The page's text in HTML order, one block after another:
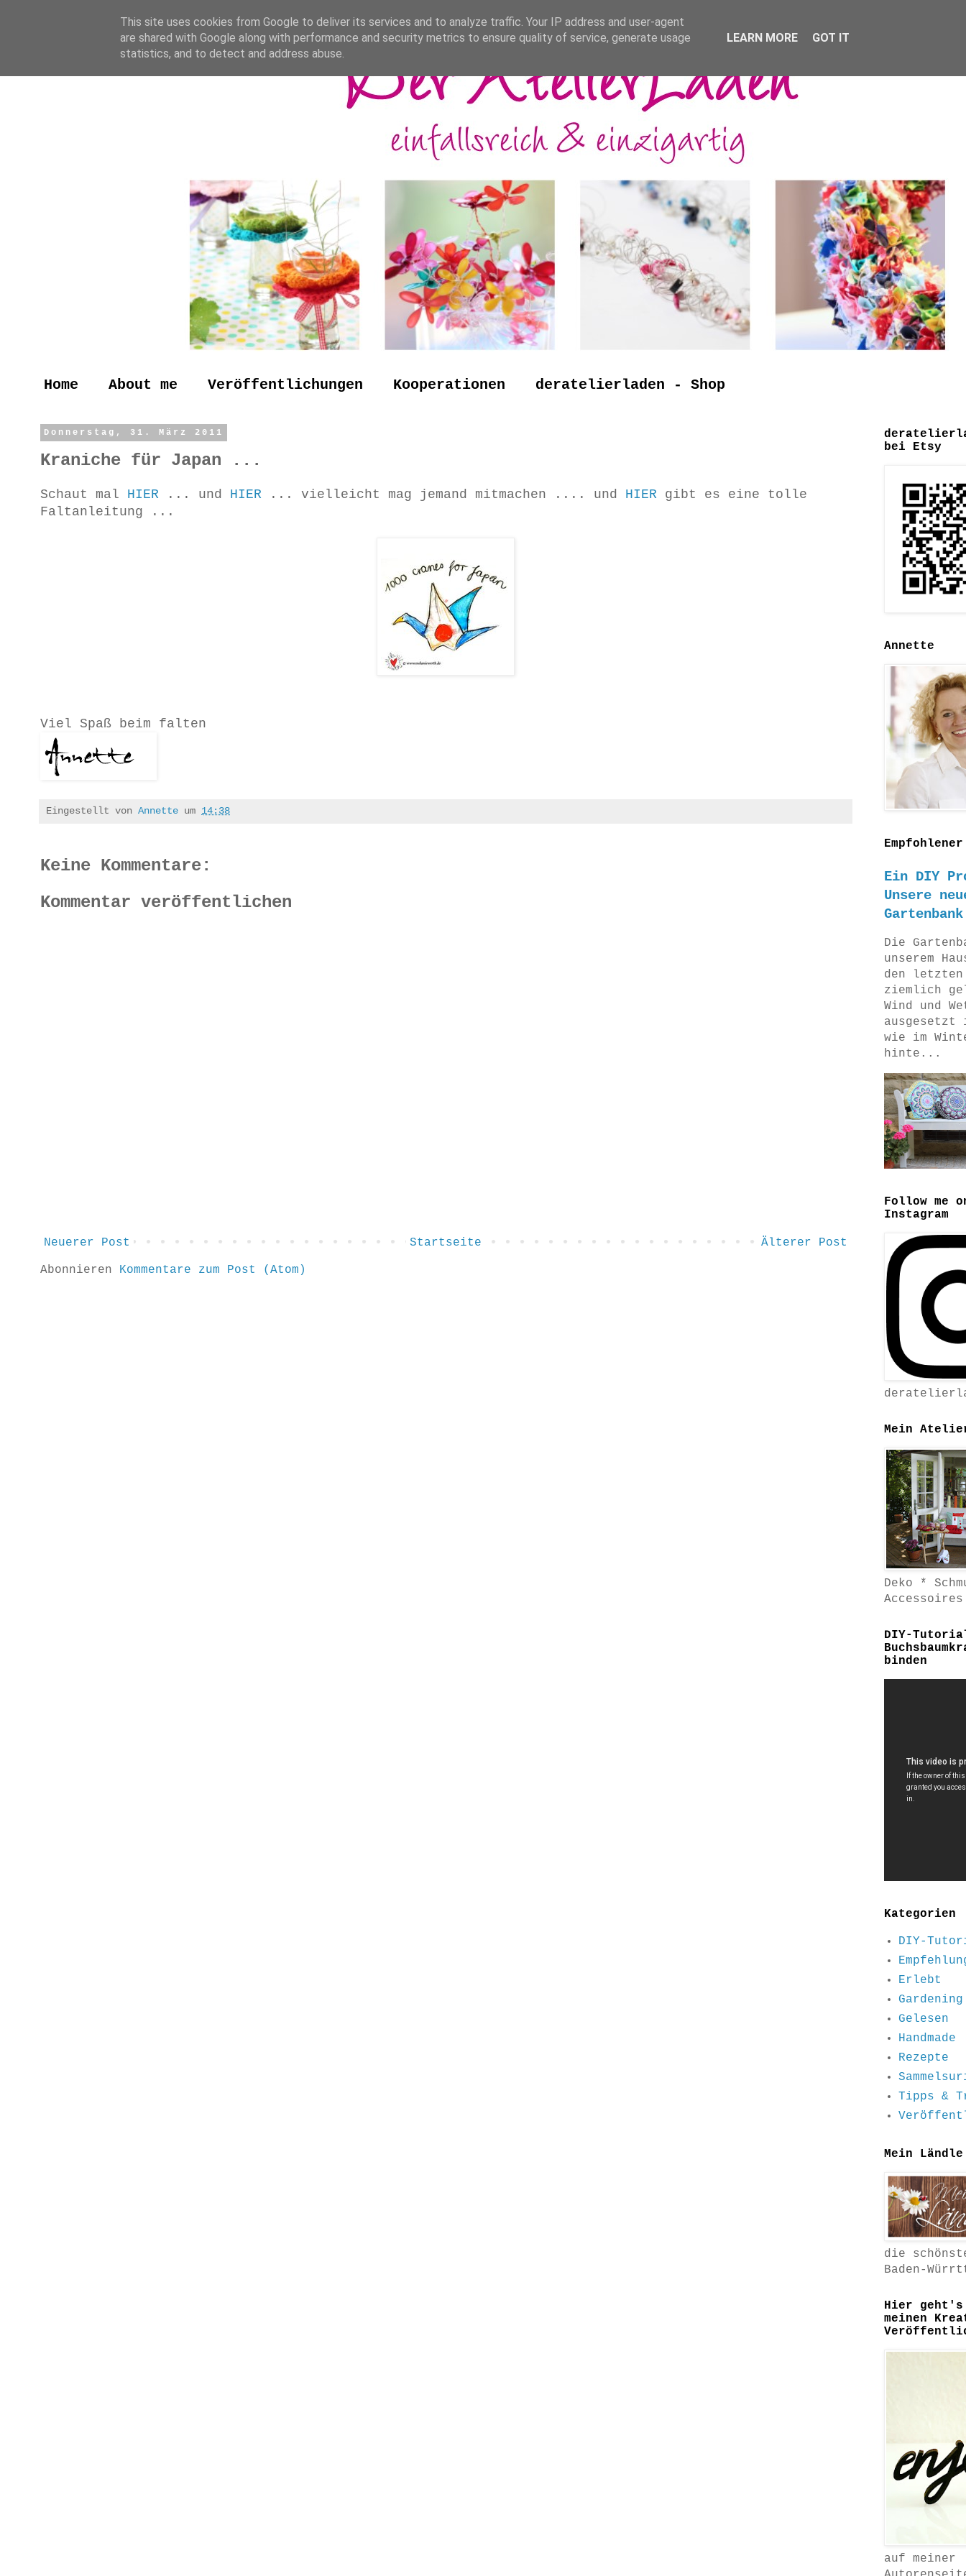
Home About me Veröffentlichungen Kooperationen deratelierladen - Shop
Donnerstag, 31. März 2011
Kraniche für Japan ...
Schaut mal HIER ... und HIER ... vielleicht mag jemand mitmachen .... und HIER gibt es eine tolle
Faltanleitung ...
Viel Spaß beim falten
Eingestellt von Annette um 14:38
Keine Kommentare:
Kommentar veröffentlichen
Neuerer Post Älterer Post
Startseite
Abonnieren Kommentare zum Post (Atom)
bei Etsy
Annette
Ein DIY
Unsere
Die
unserem
den letzten
ziemlich
Wind und
ausgesetzt
wie im
hinte...
Follow me
Instagram
Mein
Deko *
Accessoires
DIY-
binden
Kategorien
DIY-
Erlebt
Gardening
Gelesen
Handmade
Rezepte
Tipps &
Mein Ländle
die
Baden-
Hier geht's
meinen
auf meiner
This site uses cookies from Google to deliver its services and to analyze traffic. Your IP address and user-agent
are shared with Google along with performance and security metrics to ensure quality of service, generate usage
statistics, and to detect and address abuse.
LEARN MORE GOT IT